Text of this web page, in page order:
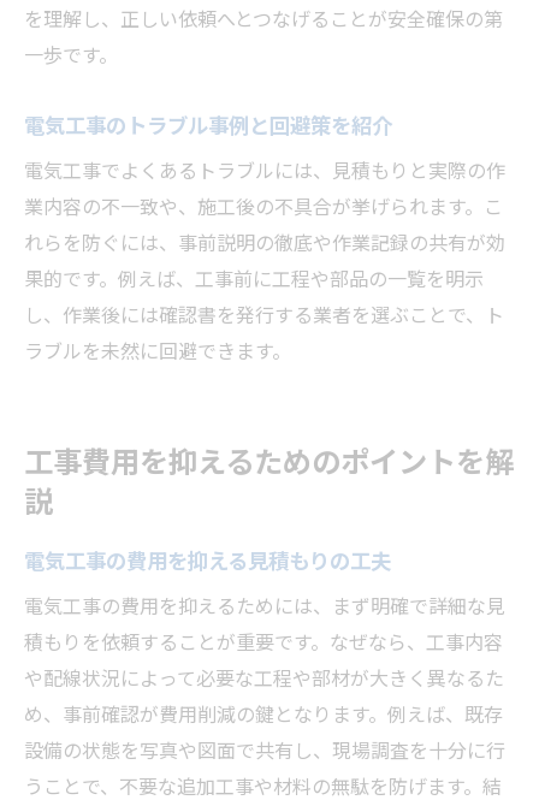
を理解し、正しい依頼へとつなげることが安全確保の第
一歩です。
電気工事のトラブル事例と回避策を紹介
電気工事でよくあるトラブルには、見積もりと実際の作
業内容の不一致や、施工後の不具合が挙げられます。こ
れらを防ぐには、事前説明の徹底や作業記録の共有が効
果的です。例えば、工事前に工程や部品の一覧を明示
し、作業後には確認書を発行する業者を選ぶことで、ト
ラブルを未然に回避できます。
工事費用を抑えるためのポイントを解
説
電気工事の費用を抑える見積もりの工夫
電気工事の費用を抑えるためには、まず明確で詳細な見
積もりを依頼することが重要です。なぜなら、工事内容
や配線状況によって必要な工程や部材が大きく異なるた
め、事前確認が費用削減の鍵となります。例えば、既存
設備の状態を写真や図面で共有し、現場調査を十分に行
うことで、不要な追加工事や材料の無駄を防げます。結